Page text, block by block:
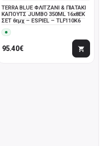
TERRA BLUE ΦΛΙΤΖΑΝΙ & ΠΙΑΤΑΚΙ
ΚΑΠΟΥΤΣ JUMBO 350ML 16x8EK
ΣΕΤ 6τμχ – ESPIEL – TLF110K6
95.40€